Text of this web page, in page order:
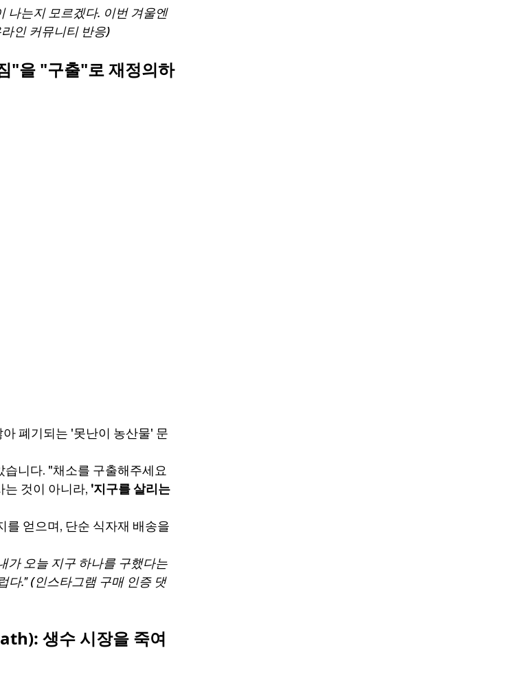
나는지 모르겠다. 이번 겨울엔
인 커뮤니티 반응)
"을 "구출"로 재정의하
폐기되는 '못난이 농산물' 문
니다. "채소를 구출해주세요
것이 아니라, '지구를 살리는
얻으며, 단순 식자재 배송을
가 오늘 지구 하나를 구했다는
다." (인스타그램 구매 인증 댓
생수 시장을 죽여